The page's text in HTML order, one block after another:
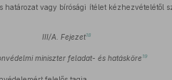
határozat vagy bírósági ítélet kézhezvételétől
III/A. Fejezet18
miniszter feladat- és hatásköre 19